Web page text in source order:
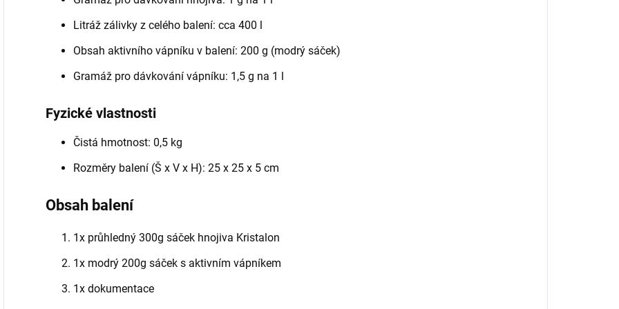
Litráž zálivky z celého balení: cca 400 l
Obsah aktivního vápníku v balení: 200 g (modrý sáček)
Gramáž pro dávkování vápníku: 1,5 g na 1 l
Fyzické vlastnosti
Čistá hmotnost: 0,5 kg
Rozměry balení (Š x V x H): 25 x 25 x 5 cm
Obsah balení
1x průhledný 300g sáček hnojiva Kristalon
1x modrý 200g sáček s aktivním vápníkem
1x dokumentace